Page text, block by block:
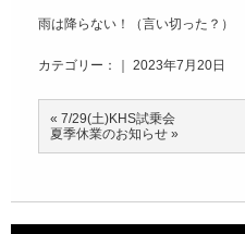
雨は降らない！（言い切った
カテゴリー：｜ 2023年7月20日
« 7/29(土)KHS試乗会
夏季休業のお知らせ »